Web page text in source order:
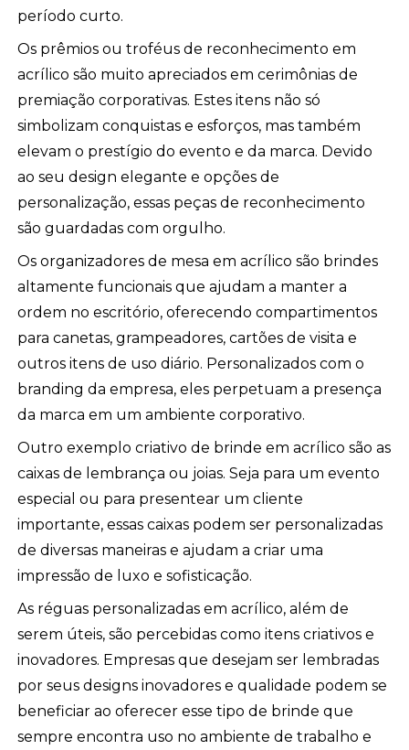
período curto.
Os prêmios ou troféus de reconhecimento em
acrílico são muito apreciados em cerimônias de
premiação corporativas. Estes itens não só
simbolizam conquistas e esforços, mas também
elevam o prestígio do evento e da marca. Devido
ao seu design elegante e opções de
personalização, essas peças de reconhecimento
são guardadas com orgulho.
Os organizadores de mesa em acrílico são brindes
altamente funcionais que ajudam a manter a
ordem no escritório, oferecendo compartimentos
para canetas, grampeadores, cartões de visita e
outros itens de uso diário. Personalizados com o
branding da empresa, eles perpetuam a presença
da marca em um ambiente corporativo.
Outro exemplo criativo de brinde em acrílico são as
caixas de lembrança ou joias. Seja para um evento
especial ou para presentear um cliente
importante, essas caixas podem ser personalizadas
de diversas maneiras e ajudam a criar uma
impressão de luxo e sofisticação.
As réguas personalizadas em acrílico, além de
serem úteis, são percebidas como itens criativos e
inovadores. Empresas que desejam ser lembradas
por seus designs inovadores e qualidade podem se
beneficiar ao oferecer esse tipo de brinde que
sempre encontra uso no ambiente de trabalho e